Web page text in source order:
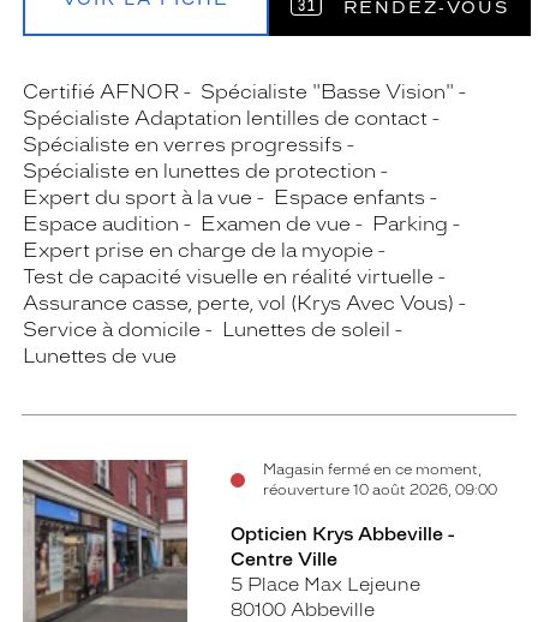
RENDEZ‑VOUS
Certifié AFNOR
Spécialiste "Basse Vision"
Spécialiste Adaptation lentilles de contact
Spécialiste en verres progressifs
Spécialiste en lunettes de protection
Expert du sport à la vue
Espace enfants
Espace audition
Examen de vue
Parking
Expert prise en charge de la myopie
Test de capacité visuelle en réalité virtuelle
Assurance casse, perte, vol (Krys Avec Vous)
Service à domicile
Lunettes de soleil
Lunettes de vue
Magasin fermé en ce moment,
réouverture 10 août 2026, 09:00
Opticien Krys Abbeville -
Centre Ville
5 Place Max Lejeune
80100 Abbeville